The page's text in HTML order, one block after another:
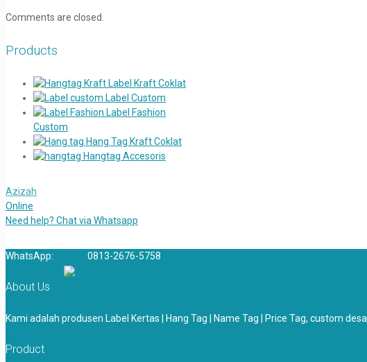
Comments are closed.
Products
Label Kraft Coklat
Label Custom
Label Fashion
Custom
Hang Tag Kraft Coklat
Hangtag Accesoris
Azizah
Online
Need help? Chat via Whatsapp
WhatsApp: 0813-2676-5758
About Us
Kami adalah produsen Label Kertas | Hang Tag | Name Tag | Price Tag, custom
Product